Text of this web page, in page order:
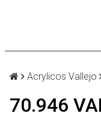
Acrylicos Vallejo
70.946